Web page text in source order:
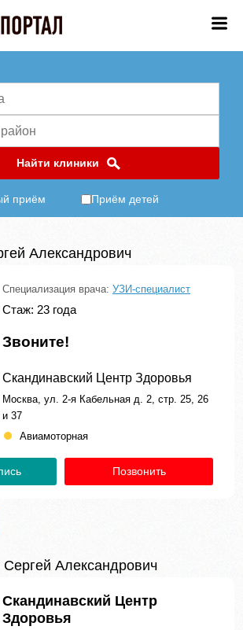
Найти клиники
приём Приём детей
Александрович
Специализация врача: УЗИ-специалист
Стаж: 23 года
Звоните!
Скандинавский Центр Здоровья
Москва, ул. 2-я Кабельная д. 2, стр. 25, 26
и 37
Авиамоторная
Позвонить
Александрович
Скандинавский Центр
Здоровья